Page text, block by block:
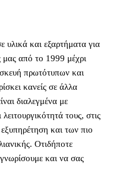
υλικά και εξαρτήματα για
από το 1999 μέχρι
πρωτότυπων και
κανείς σε άλλα
διαλεγμένα με
τους, στις
και των πιο
Οτιδήποτε
και να σας